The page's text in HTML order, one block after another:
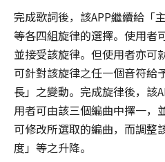
完成歌詞後，該APP繼續給「
等各四組旋律的選擇。使用者
並接受該旋律。但使用者亦可
可針對該旋律之任一個音符給
長」之變動。完成旋律後，該
用者可由該三個編曲中擇一，
可修改所選取的編曲，而調整
度」等之升降。